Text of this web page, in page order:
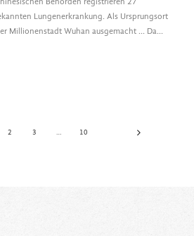
Lungenerkrankung. Als Ursprungsort
Millionenstadt Wuhan ausgemacht ... Da…
2 3 10